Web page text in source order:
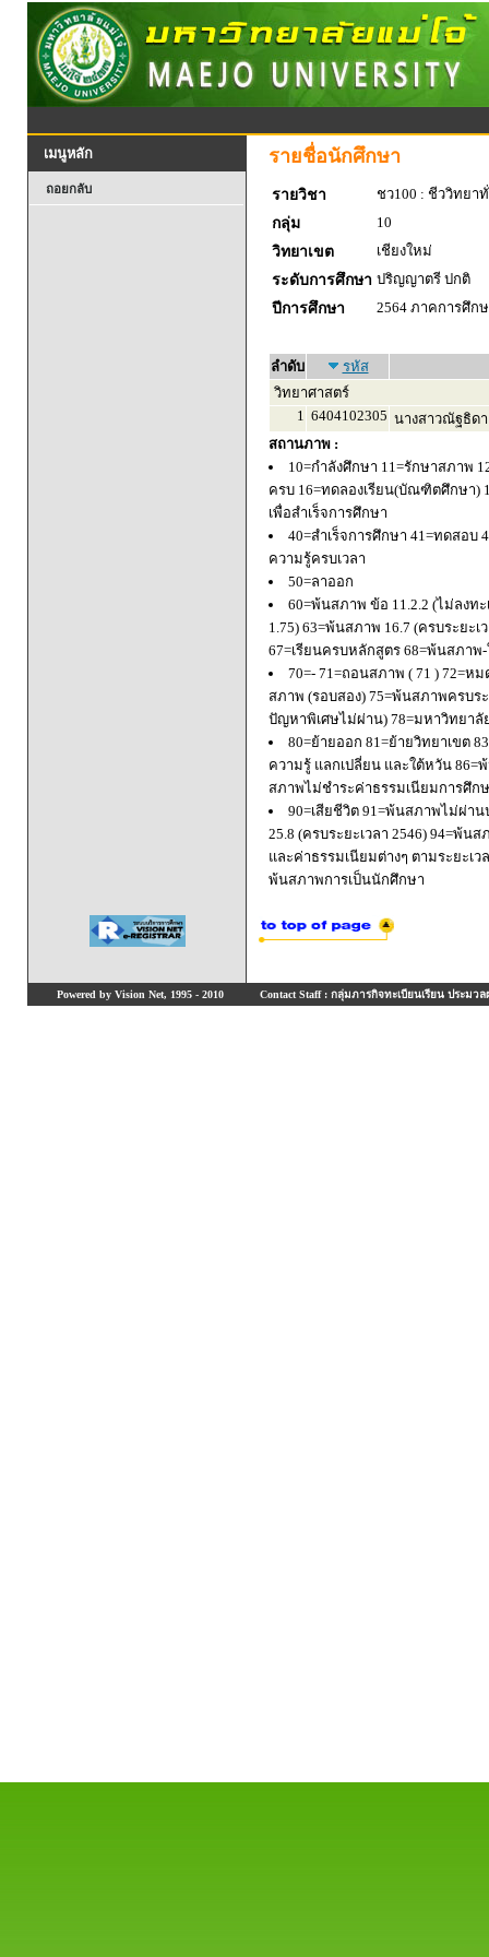
เมนูหลัก
ถอยกลับ
รายชื่อนักศึกษา
รายวิชา
ชว100 : ชีววิทยา
กลุ่ม
10
วิทยาเขต
เชียงใหม่
ระดับการศึกษา ปริญญาตรี ปกติ
ปีการศึกษา
2564 ภาคการศึก
ลำดับ
รหัส
วิทยาศาสตร์
1 6404102305 นางสาวณัฐธิด
สถานภาพ :
10=กำลังศึกษา 11=รักษาสภาพ
ครบ 16=ทดลองเรียน(บัณฑิตศึกษา)
เพื่อสำเร็จการศึกษา
40=สำเร็จการศึกษา 41=ทดสอบ
ความรู้ครบเวลา
50=ลาออก
60=พ้นสภาพ ข้อ 11.2.2 (ไม่ลงท
1.75) 63=พ้นสภาพ 16.7 (ครบระยะ
67=เรียนครบหลักสูตร 68=พ้นสภา
70=- 71=ถอนสภาพ ( 71 ) 72=
สภาพ (รอบสอง) 75=พ้นสภาพครบ
ปัญหาพิเศษไม่ผ่าน) 78=มหาวิทยา
80=ย้ายออก 81=ย้ายวิทยาเขต
ความรู้ แลกเปลี่ยน และใต้หวัน
สภาพไม่ชำระค่าธรรมเนียมการศึก
90=เสียชีวิต 91=พ้นสภาพไม่ผ่า
25.8 (ครบระยะเวลา 2546) 94=พ้
และค่าธรรมเนียมต่างๆ ตามระยะเ
พ้นสภาพการเป็นนักศึกษา
Powered by Vision Net, 1995 - 2010 Contact Staff : กลุ่มภารกิจทะเบียนเรียน ประมวล